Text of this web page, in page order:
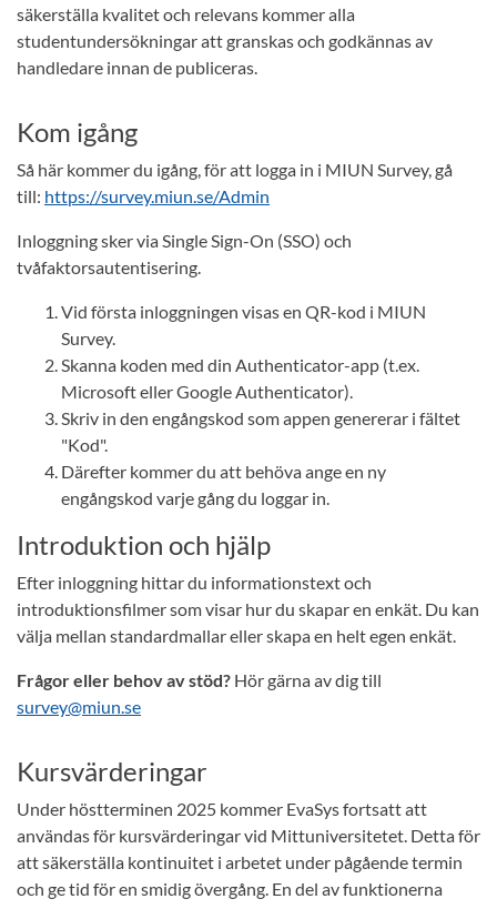
säkerställa kvalitet och relevans kommer alla
studentundersökningar att granskas och godkännas av
handledare innan de publiceras.
Kom igång
Så här kommer du igång, för att logga in i MIUN Survey, gå
till: https://survey.miun.se/Admin
Inloggning sker via Single Sign-On (SSO) och
tvåfaktorsautentisering.
Vid första inloggningen visas en QR-kod i MIUN
Survey.
Skanna koden med din Authenticator-app (t.ex.
Microsoft eller Google Authenticator).
Skriv in den engångskod som appen genererar i fältet
"Kod".
Därefter kommer du att behöva ange en ny
engångskod varje gång du loggar in.
Introduktion och hjälp
Efter inloggning hittar du informationstext och
introduktionsfilmer som visar hur du skapar en enkät. Du kan
välja mellan standardmallar eller skapa en helt egen enkät.
Frågor eller behov av stöd? Hör gärna av dig till
survey@miun.se
Kursvärderingar
Under höstterminen 2025 kommer EvaSys fortsatt att
användas för kursvärderingar vid Mittuniversitetet. Detta för
att säkerställa kontinuitet i arbetet under pågående termin
och ge tid för en smidig övergång. En del av funktionerna